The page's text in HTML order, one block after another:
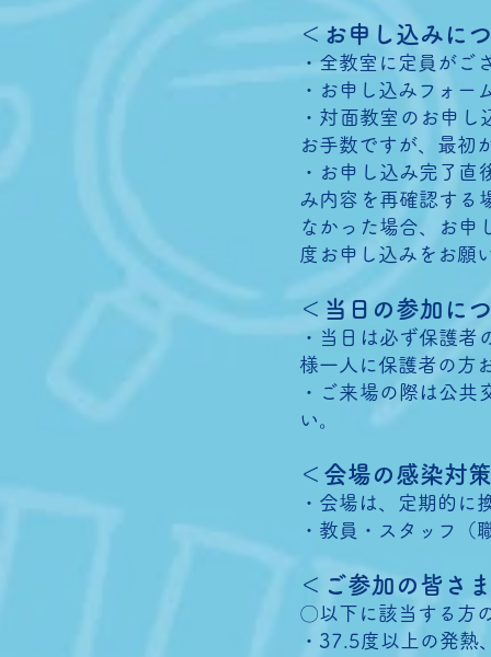
＜お申し込みに
・全教室に定員がご
・お申し込みフォー
・対面教室のお申
お手数ですが、最初
・お申し込み完了
み内容を再確認する
なかった場合、お申
度お申し込みをお願
＜当日の参加に
・当日は必ず保護
様一人に保護者の方
・ご来場の際は公
い。
＜会場の感染対
・会場は、定期的に
・教員・スタッフ（
＜ご参加の皆さ
〇以下に該当する方
・37.5度以上の発熱